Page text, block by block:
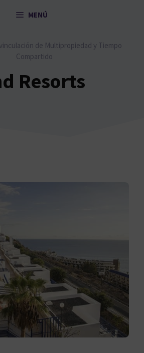
MENÚ
de Multipropiedad y Tiempo
Compartido
Resorts